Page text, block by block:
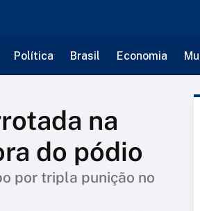
Política Brasil Economia
na
do pódio
por tripla punição no